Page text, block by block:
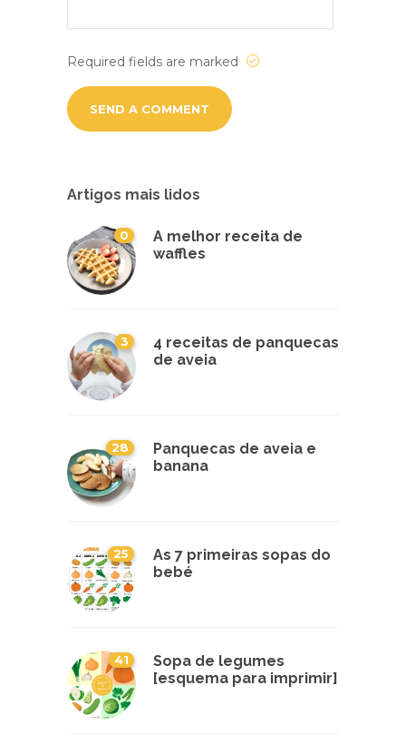
Required fields are marked
Artigos mais lidos
0
A melhor receita de
waffles
3
4 receitas de panquecas
de aveia
28
Panquecas de aveia e
banana
25
As 7 primeiras sopas do
bebé
41
Sopa de legumes
[esquema para imprimir]